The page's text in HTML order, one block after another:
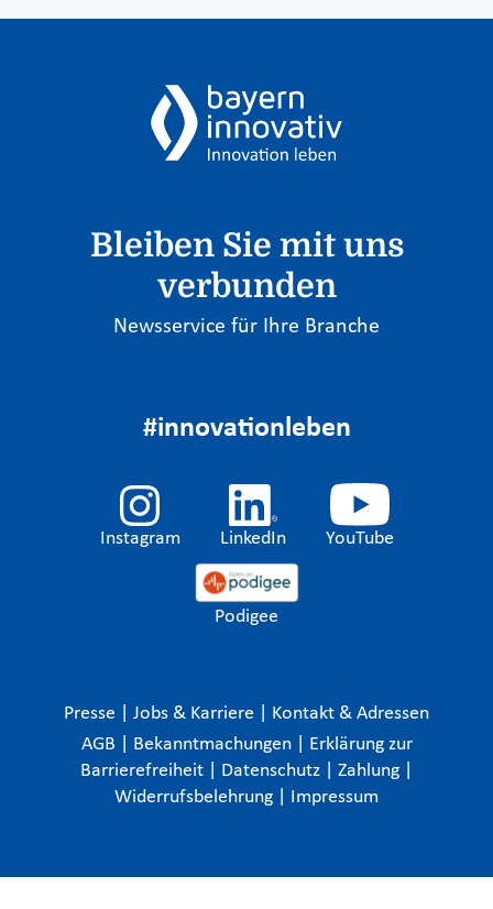
Bleiben Sie mit uns
verbunden
Newsservice für Ihre Branche
#innovationleben
Instagram LinkedIn YouTube
Podigee
Presse Jobs & Karriere
Kontakt & Adressen
AGB
Bekanntmachungen
Erklärung zur
Barrierefreiheit
Datenschutz Zahlung
Widerrufsbelehrung
Impressum